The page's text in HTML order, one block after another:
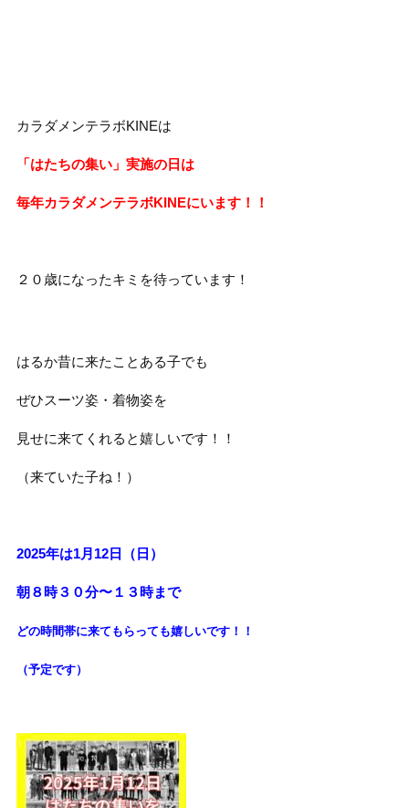
カラダメンテラボKINEは
「はたちの集い」実施の日は
毎年カラダメンテラボKINEにいます！！
２０歳になったキミを待っています！
はるか昔に来たことある子でも
ぜひスーツ姿・着物姿を
見せに来てくれると嬉しいです！！
（来ていた子ね！）
2025年は1月12日（日）
朝８時３０分〜１３時まで
どの時間帯に来てもらっても嬉しいです！！
（予定です）